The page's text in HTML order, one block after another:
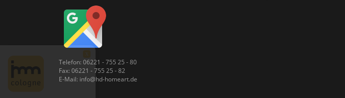
Telefon: 06221 - 755 25 - 80
Fax: 06221 - 755 25 - 82
E-Mail: info@hd-homeart.de